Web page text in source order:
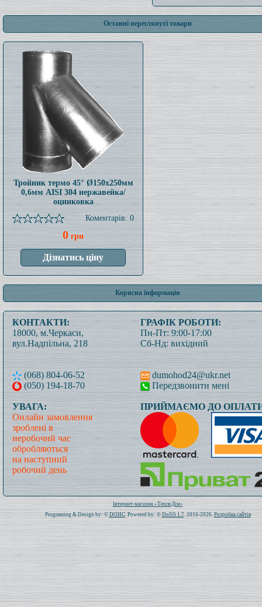
Останні переглянуті товари
Тройник термо 45° Ø150x250мм
0,6мм AISI 304 нержавейка/
оцинковка
Коментарів: 0
0 грн
Корисна інформація
КОНТАКТИ:
18000, м.Черкаси,
вул.Надпільна, 218
(068) 804-06-52
(050) 194-18-70
ГРАФІК РОБОТИ:
Пн-Пт: 9:00-17:00
Сб-Нд: вихідний
dumohod24@ukr.net
Передзвонити мені
УВАГА:
Онлайн замовлення
зроблені в
неробочий час
обробляються
на наступний
робочий день
ПРИЙМАЄМО ДО
Всього: 1020619 Сьогодні: 236
Інтернет-магазин «ТеплоДім»
Programing & Design by: ©DOHC. Powered by: © DoNS 1.7. 2016-2026.Розробка сайтів